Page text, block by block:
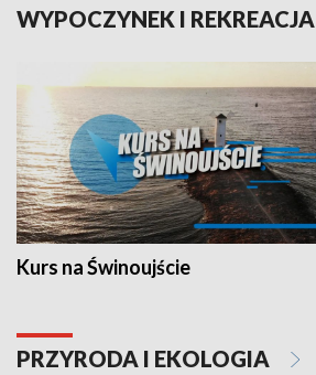
WYPOCZYNEK I REKREACJA
Kurs na Świnoujście
PRZYRODA I EKOLOGIA